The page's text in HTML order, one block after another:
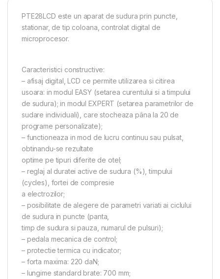
PTE28LCD este un aparat de sudura prin puncte,
stationar, de tip coloana, controlat digital de
microprocesor.
Caracteristici constructive:
– afisaj digital, LCD ce permite utilizarea si citirea
usoara: in modul EASY (setarea curentului si a timpului
de sudura); in modul EXPERT (setarea parametrilor de
sudare individuali), care stocheaza pâna la 20 de
programe personalizate);
– functioneaza in mod de lucru continuu sau pulsat,
obtinandu-se rezultate
optime pe tipuri diferite de otel;
– reglaj al duratei active de sudura (%), timpului
(cycles), fortei de compresie
a electrozilor;
– posibilitate de alegere de parametri variati ai ciclului
de sudura in puncte (panta,
timp de sudura si pauza, numarul de pulsuri);
– pedala mecanica de control;
– protectie termica cu indicator;
– forta maxima: 220 daN;
– lungime standard brate: 700 mm;